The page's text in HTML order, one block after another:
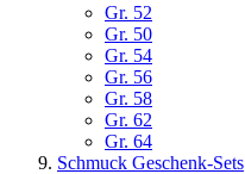
Gr. 52
Gr. 50
Gr. 54
Gr. 56
Gr. 58
Gr. 62
Gr. 64
Schmuck Geschenk-Sets